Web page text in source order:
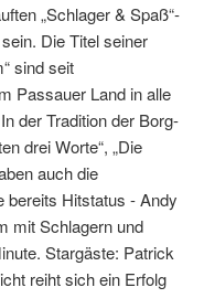
„Schlager & Spaß“-
Die Titel seiner
sind seit
Passauer Land in alle
der Tradition der Borg-
drei Worte“, „Die
auch die
bereits Hitstatus - Andy
mit Schlagern und
Stargäste: Patrick
reiht sich ein Erfolg